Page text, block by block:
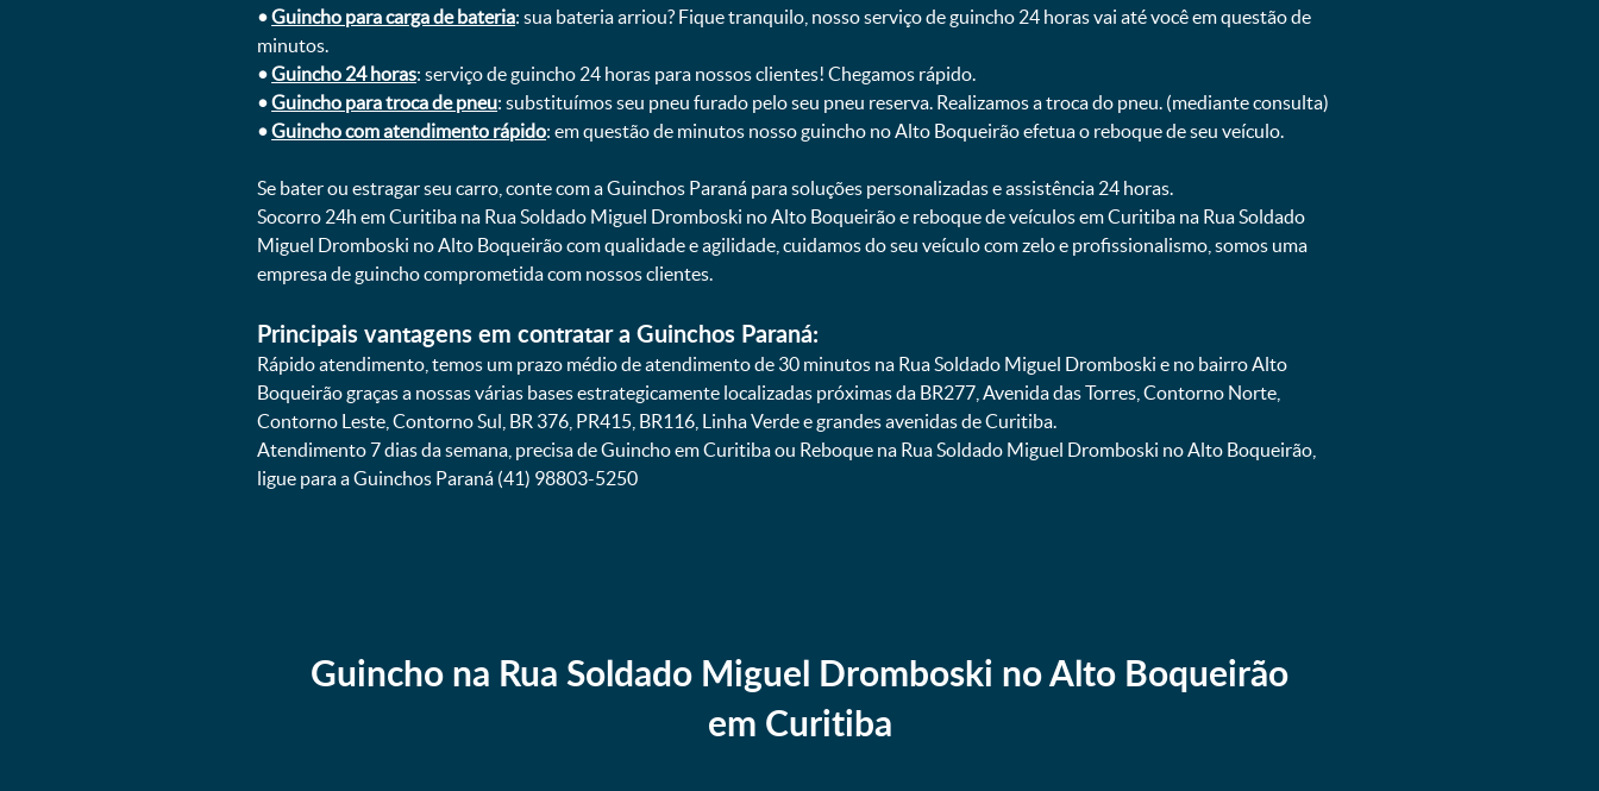
•Guincho para carga de bateria: sua bateria arriou? Fique tranquilo, nosso serviço de guincho 24 horas vai até você em questão de
minutos.
•Guincho 24 horas: serviço de guincho 24 horas para nossos clientes! Chegamos rápido.
•Guincho para troca de pneu: substituímos seu pneu furado pelo seu pneu reserva. Realizamos a troca do pneu. (mediante consulta)
•Guincho com atendimento rápido: em questão de minutos nosso guincho no Alto Boqueirão efetua o reboque de seu veículo.
Se bater ou estragar seu carro, conte com a Guinchos Paraná para soluções personalizadas e assistência 24 horas.
Socorro 24h em Curitiba na Rua Soldado Miguel Dromboski no Alto Boqueirão e reboque de veículos em Curitiba na Rua Soldado
Miguel Dromboski no Alto Boqueirão com qualidade e agilidade, cuidamos do seu veículo com zelo e profissionalismo, somos uma
empresa de guincho comprometida com nossos clientes.
Principais vantagens em contratar a Guinchos Paraná:
Rápido atendimento, temos um prazo médio de atendimento de 30 minutos na Rua Soldado Miguel Dromboski e no bairro Alto
Boqueirão graças a nossas várias bases estrategicamente localizadas próximas da BR277, Avenida das Torres, Contorno Norte,
Contorno Leste, Contorno Sul, BR 376, PR415, BR116, Linha Verde e grandes avenidas de Curitiba.
Atendimento 7 dias da semana, precisa de Guincho em Curitiba ou Reboque na Rua Soldado Miguel Dromboski no Alto Boqueirão,
ligue para a Guinchos Paraná (41) 98803-5250
Guincho na Rua Soldado Miguel Dromboski no Alto Boqueirão
em Curitiba